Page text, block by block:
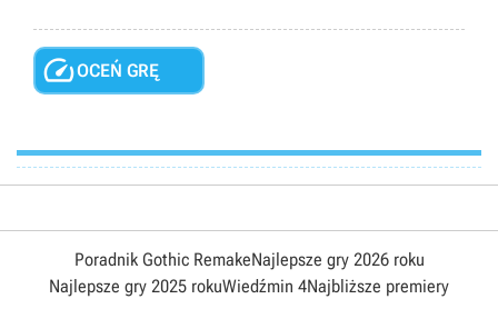
OCEŃ GRĘ
Poradnik Gothic RemakeNajlepsze gry 2026 roku
Najlepsze gry 2025 rokuWiedźmin 4Najbliższe premiery